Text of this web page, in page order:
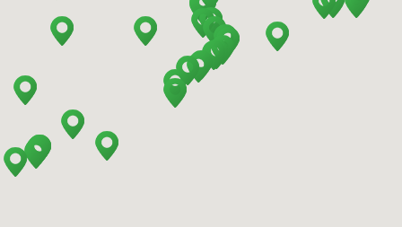
Benidorm - Downtown
Bilbao - Barakaldo
Bilbao - Airport